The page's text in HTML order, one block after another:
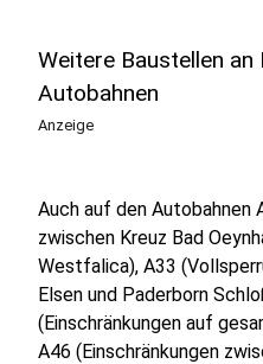
Weitere Baustellen
Autobahnen
Anzeige
Auch auf den Autobahnen
zwischen Kreuz Bad
Westfalica), A33
Elsen und Paderborn
(Einschränkungen auf
A46 (Einschränkungen